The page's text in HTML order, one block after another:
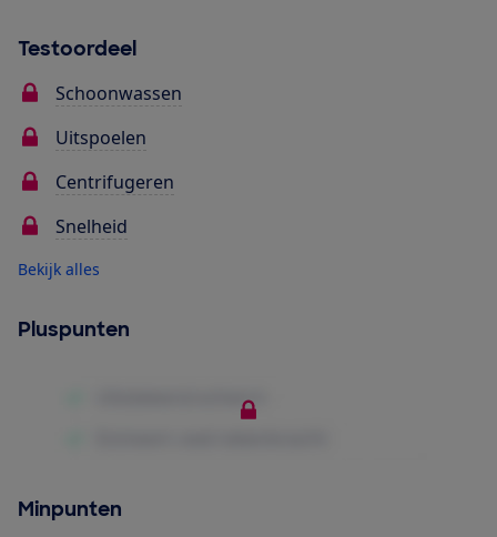
Testoordeel
Schoonwassen
Uitspoelen
Centrifugeren
Snelheid
Bekijk alles
Pluspunten
Minpunten